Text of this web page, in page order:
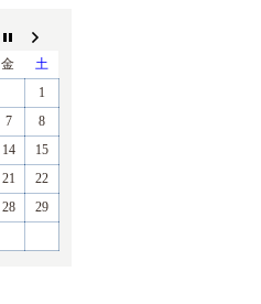
金
土
1
7
8
14
15
21
22
28
29